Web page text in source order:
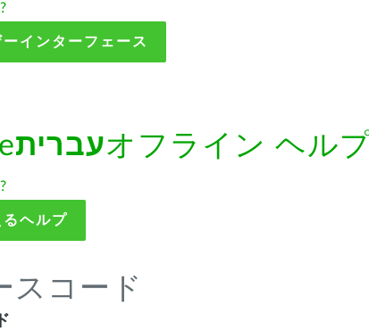
インターフェース
עבריתオフライン ヘルプ
ヘルプ
スコード